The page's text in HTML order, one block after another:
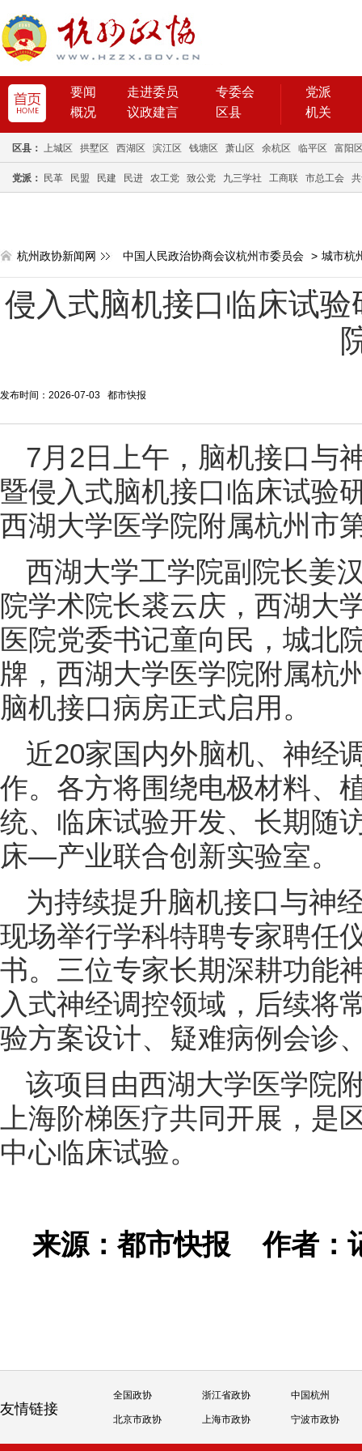
要闻 走进委员
专委会
概况
议政建言 区县
党派
机关
区县： 上城区 拱墅区 西湖区 滨江区 钱塘区 萧山区 余杭区 临平区 富阳
党派： 民革 民盟 民建 民进 农工党 致公党 九三学社 工商联 市总工会
杭州政协新闻网 中国人民政治协商会议杭州市委员会 > 城市杭
侵入式脑机接口临床试
发布时间：2026-07-03 都市快报
7月2日上午，脑机接口与
暨侵入式脑机接口临床试验
西湖大学医学院附属杭州市
西湖大学工学院副院长姜
院学术院长裘云庆，西湖大
医院党委书记童向民，城北
牌，西湖大学医学院附属杭
脑机接口病房正式启用。
近20家国内外脑机、神经
作。各方将围绕电极材料、
统、临床试验开发、长期随
床—产业联合创新实验室。
为持续提升脑机接口与神
现场举行学科特聘专家聘任
书。三位专家长期深耕功能
入式神经调控领域，后续将
验方案设计、疑难病例会诊
该项目由西湖大学医学院
上海阶梯医疗共同开展，是
中心临床试验。
来源：都市快报作者：
友情链接
全国政协 浙江省政协 中国杭州
北京市政协 上海市政协 宁波市政协